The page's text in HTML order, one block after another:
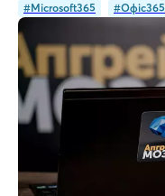
#Microsoft365 #Офіс365